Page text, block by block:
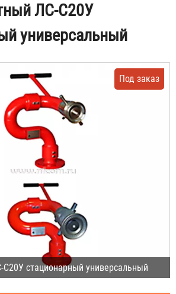
ЛС-С20У
универсальный
стационарный универсальный
Под заказ